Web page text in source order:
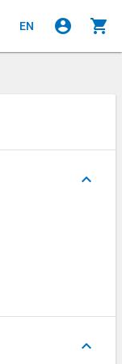
EN account_circle shopping_cart
keyboard_arrow_up
keyboard_arrow_up